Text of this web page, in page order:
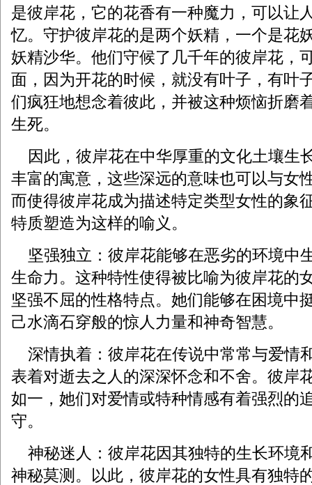
是彼岸花，它的花香有一种魔力，可以让
忆。守护彼岸花的是两个妖精，一个是花
妖精沙华。他们守候了几千年的彼岸花，
面，因为开花的时候，就没有叶子，有叶
们疯狂地想念着彼此，并被这种烦恼折磨
生死。
因此，彼岸花在中华厚重的文化土壤生
丰富的寓意，这些深远的意味也可以与女
而使得彼岸花成为描述特定类型女性的象
特质塑造为这样的喻义。
坚强独立：彼岸花能够在恶劣的环境中
生命力。这种特性使得被比喻为彼岸花的
坚强不屈的性格特点。她们能够在困境中
己水滴石穿般的惊人力量和神奇智慧。
深情执着：彼岸花在传说中常常与爱情
表着对逝去之人的深深怀念和不舍。彼岸
如一，她们对爱情或特种情感有着强烈的
守。
神秘迷人：彼岸花因其独特的生长环境
神秘莫测。以此，彼岸花的女性具有独特